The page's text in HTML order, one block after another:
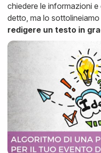
chiedere le informazioni
detto, ma lo
redigere un testo in